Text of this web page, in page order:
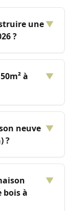
une
?
▼
à
▼
neuve
?
▼
à
▼